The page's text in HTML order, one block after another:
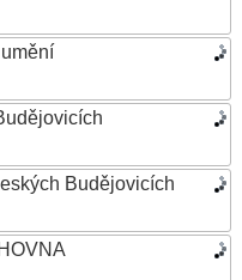
Budějovicích